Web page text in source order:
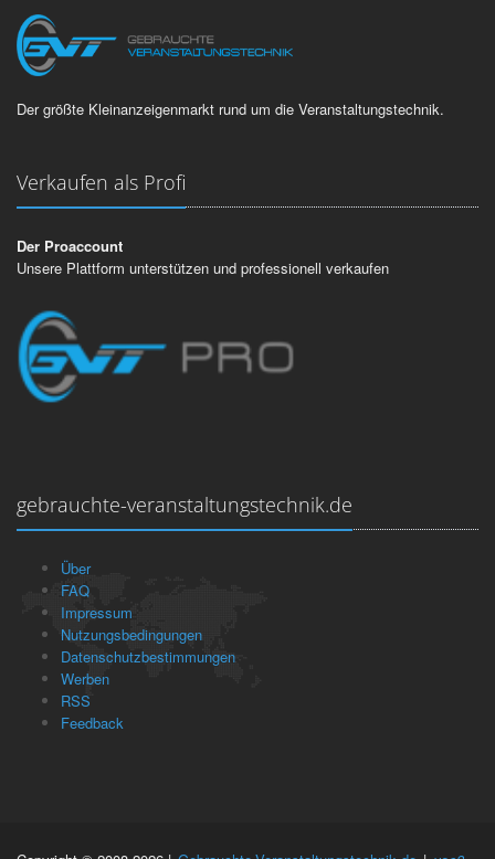
Der größte Kleinanzeigenmarkt rund um die Veranstaltungstechnik.
Verkaufen als Profi
Der Proaccount
Unsere Plattform unterstützen und professionell verkaufen
gebrauchte-veranstaltungstechnik.de
Über
FAQ
Impressum
Nutzungsbedingungen
Datenschutzbestimmungen
Werben
RSS
Feedback